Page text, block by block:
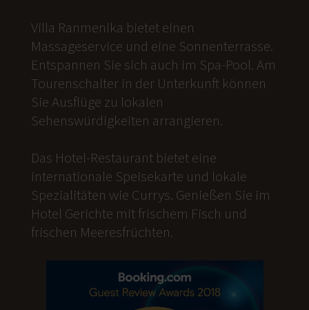
Villa Ranmenika bietet einen
Massageservice und eine Sonnenterrasse.
Entspannen Sie sich auch im Spa-Pool. Am
Tourenschalter in der Unterkunft können
Sie Ausflüge zu lokalen
Sehenswürdigkeiten arrangieren.
Das Hotel-Restaurant bietet eine
internationale Speisekarte und lokale
Spezialitäten wie Currys. Genießen Sie im
Hotel Gerichte mit frischem Fisch und
frischen Meeresfrüchten.